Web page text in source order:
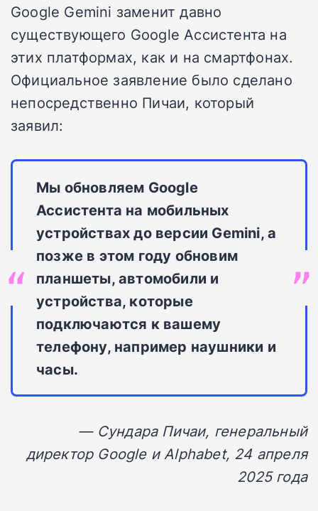
Google Gemini заменит давно
существующего Google Ассистента на
этих платформах, как и на смартфонах.
Официальное заявление было сделано
непосредственно Пичаи, который
заявил:
Мы обновляем Google
Ассистента на мобильных
устройствах до версии Gemini, а
позже в этом году обновим
планшеты, автомобили и
устройства, которые
подключаются к вашему
телефону, например наушники и
часы.
— Сундара Пичаи, генеральный
директор Google и Alphabet, 24 апреля
2025 года